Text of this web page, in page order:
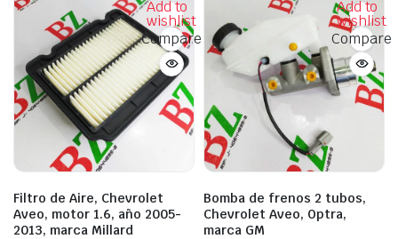
Add to
wishlist
Compare
Filtro de Aire, Chevrolet
Aveo, motor 1.6, año 2005-
2013, marca Millard
Add to
wishlist
Compare
Bomba de frenos 2 tubos,
Chevrolet Aveo, Optra,
marca GM